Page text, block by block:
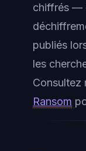
chiffrés —
publiés
les
Consultez
Ransom